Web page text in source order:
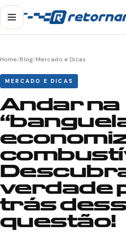
Home/Blog/Mercado e Dicas
MERCADO E DICAS
Andar na
verdade
trás
questão!